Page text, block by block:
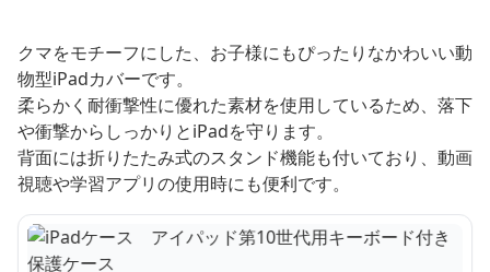
クマをモチーフにした、お子様にもぴったりなかわいい動
物型iPadカバーです。
柔らかく耐衝撃性に優れた素材を使用しているため、落下
や衝撃からしっかりとiPadを守ります。
背面には折りたたみ式のスタンド機能も付いており、動画
視聴や学習アプリの使用時にも便利です。